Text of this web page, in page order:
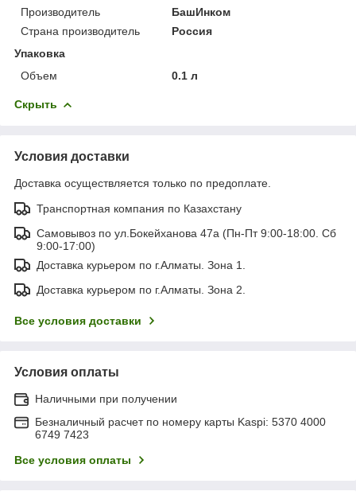
Производитель
БашИнком
Страна производитель
Россия
Упаковка
Объем
0.1 л
Скрыть
Условия доставки
Доставка осуществляется только по предоплате.
Транспортная компания по Казахстану
Самовывоз по ул.Бокейханова 47а (Пн-Пт 9:00-18:00. Сб
9:00-17:00)
Доставка курьером по г.Алматы. Зона 1.
Доставка курьером по г.Алматы. Зона 2.
Все условия доставки
Условия оплаты
Наличными при получении
Безналичный расчет по номеру карты Kaspi: 5370 4000
6749 7423
Все условия оплаты